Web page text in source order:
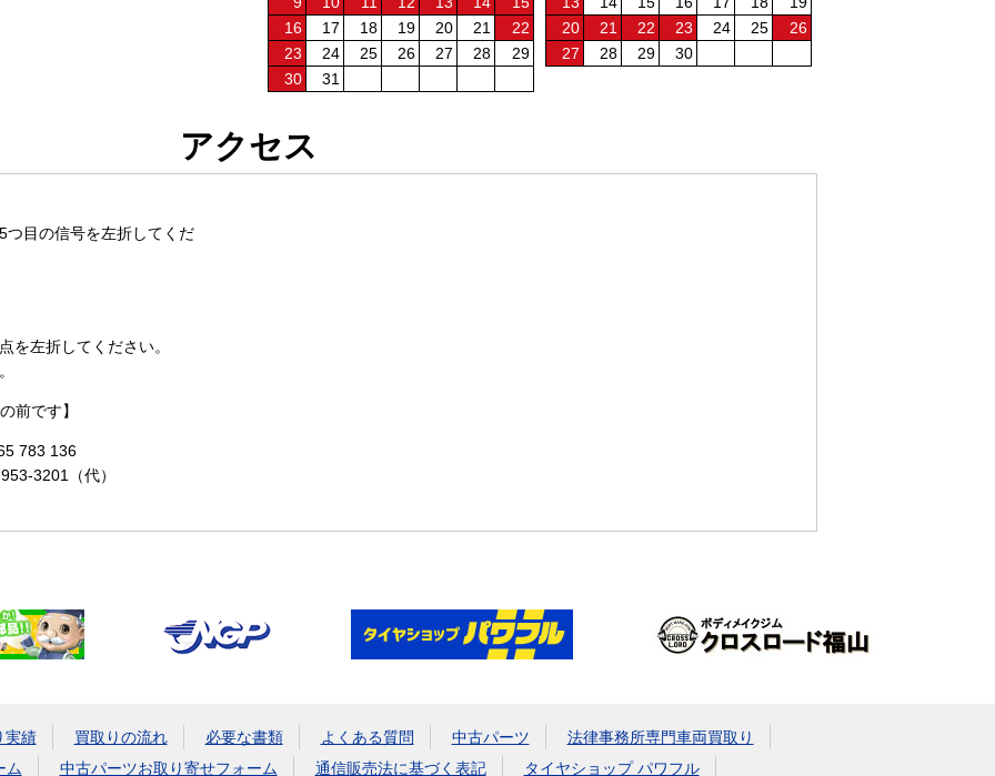
16
17 18 19 20 21
22
23
24 25 26 27 28
29
30
31
20
21 22 23 24 25
26
27
28 29 30
アクセス
つ目の信号を左折してくだ
を左折してください。
前です】
783 136
3201（代）
実績 買取りの流れ 必要な書類 よくある質問 中古パーツ
法律事務所専門車両買取り
ム
中古パーツお取り寄せフォーム 通信販売法に基づく表記 タイヤショップ パワフル